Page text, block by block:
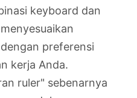
keyboard dan
preferensi
kerja Anda.
ruler" sebenarnya